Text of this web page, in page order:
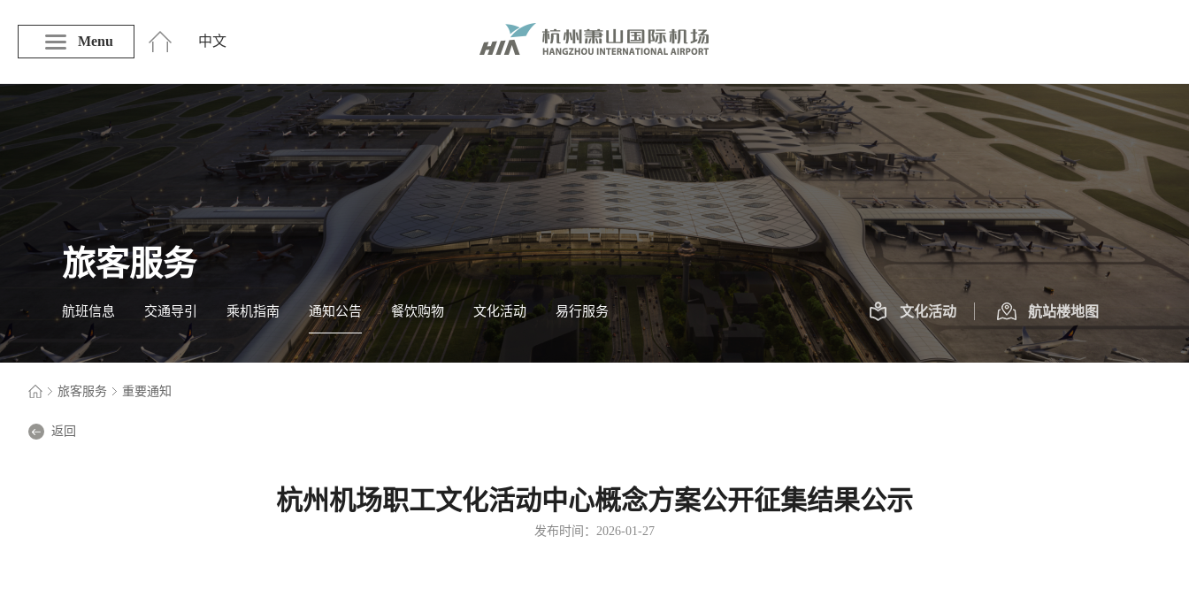
Menu 中文
旅客服务
航班信息 交通导引 乘机指南 通知公告 餐饮购物 文化活动 易行服务 文化活动 航站楼地图
旅客服务 重要通知
返回
杭州机场职工文化活动中心概念方案公开征集结果公示
发布时间：2026-01-27